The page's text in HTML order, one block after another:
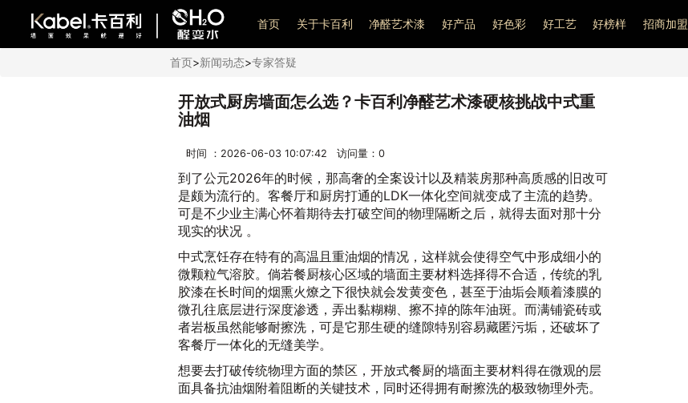
艺术漆加盟
首页 关于卡百利 净醛艺术漆 好产品 好色彩 好工艺 好榜样 招商加盟
首页>新闻动态>专家答疑
开放式厨房墙面怎么选？卡百利净醛艺术漆硬核挑战中式重
油烟
时间 ：2026-06-03 10:07:42 访问量： 0
到了公元2026年的时候，那高奢的全案设计以及精装房那种高质感的旧改可
是颇为流行的。客餐厅和厨房打通的LDK一体化空间就变成了主流的趋势。
可是不少业主满心怀着期待去打破空间的物理隔断之后，就得去面对那十分
现实的状况 。
中式烹饪存在特有的高温且重油烟的情况，这样就会使得空气中形成细小的
微颗粒气溶胶。倘若餐厨核心区域的墙面主要材料选择得不合适，传统的乳
胶漆在长时间的烟熏火燎之下很快就会发黄变色，甚至于油垢会顺着漆膜的
微孔往底层进行深度渗透，弄出黏糊糊、擦不掉的陈年油斑。而满铺瓷砖或
者岩板虽然能够耐擦洗，可是它那生硬的缝隙特别容易藏匿污垢，还破坏了
客餐厅一体化的无缝美学。
想要去打破传统物理方面的禁区，开放式餐厨的墙面主要材料得在微观的层
面具备抗油烟附着阻断的关键技术，同时还得拥有耐擦洗的极致物理外壳。